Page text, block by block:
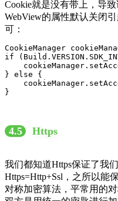
Cookie就是没有带上，导
WebView的属性默认关闭
可：
CookieManager
if
} else {
}
4.5 Https
我们都知道Https保证了我
Https=Http+Ssl，之所以能
对称加密算法，平常用的